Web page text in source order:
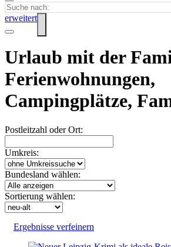
erweitert
Urlaub mit der
Ferienwohnungen,
Campingplätze,
Postleitzahl oder Ort:
Umkreis:
Bundesland wählen:
Sortierung wählen:
Ergebnisse verfeinern